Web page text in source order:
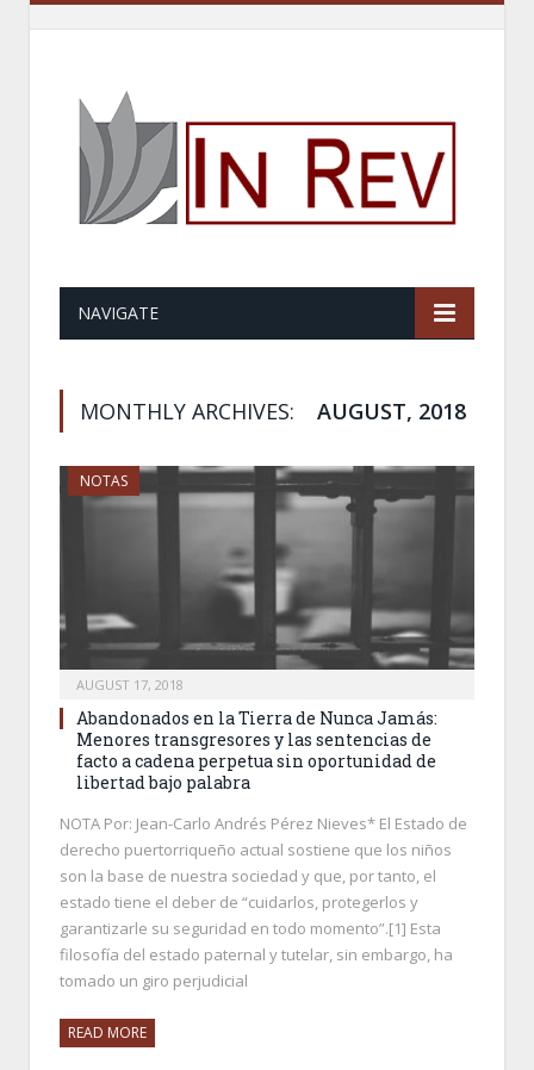
NAVIGATE
MONTHLY ARCHIVES: AUGUST, 2018
NOTAS
AUGUST 17, 2018
Abandonados en la Tierra de Nunca Jamás:
Menores transgresores y las sentencias de
facto a cadena perpetua sin oportunidad de
libertad bajo palabra
NOTA Por: Jean-Carlo Andrés Pérez Nieves* El Estado de
derecho puertorriqueño actual sostiene que los niños
son la base de nuestra sociedad y que, por tanto, el
estado tiene el deber de “cuidarlos, protegerlos y
garantizarle su seguridad en todo momento”.[1] Esta
filosofía del estado paternal y tutelar, sin embargo, ha
tomado un giro perjudicial
READ MORE